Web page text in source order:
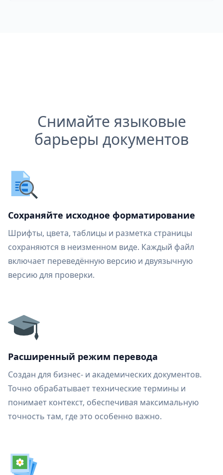
Снимайте языковые
барьеры документов
Сохраняйте исходное форматирование
Шрифты, цвета, таблицы и разметка страницы
сохраняются в неизменном виде. Каждый файл
включает переведённую версию и двуязычную
версию для проверки.
Расширенный режим перевода
Создан для бизнес- и академических документов.
Точно обрабатывает технические термины и
понимает контекст, обеспечивая максимальную
точность там, где это особенно важно.